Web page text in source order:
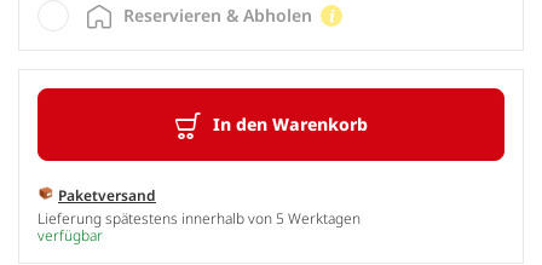
In den Warenkorb
Paketversand
Lieferung spätestens innerhalb von 5 Werktagen
verfügbar
Reservieren & Abholen